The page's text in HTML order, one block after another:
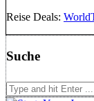
Reise Deals:
Suche
Search
for: